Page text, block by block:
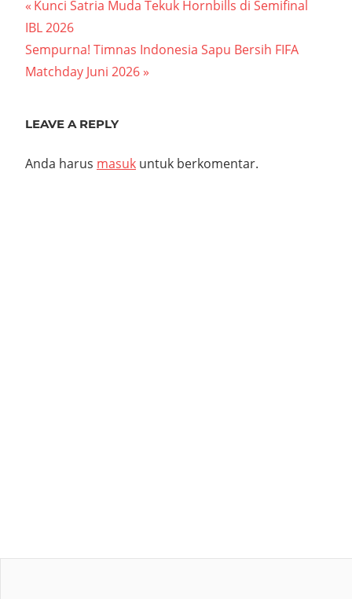
Navigasi
pos
Previous
Post:
Kunci Satria Muda Tekuk Hornbills di Semifinal
IBL 2026
Next
Post:
Sempurna! Timnas Indonesia Sapu Bersih FIFA
Matchday Juni 2026
LEAVE A REPLY
Anda harus masuk untuk berkomentar.